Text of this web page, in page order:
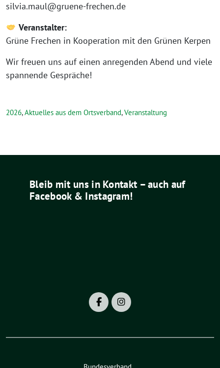
silvia.maul@gruene-frechen.de
Veranstalter:
Grüne Frechen in Kooperation mit den Grünen Kerpen
Wir freuen uns auf einen anregenden Abend und viele
spannende Gespräche!
2026,Aktuelles aus dem Ortsverband,Veranstaltung
Bleib mit uns in Kontakt – auch auf
Facebook & Instagram!